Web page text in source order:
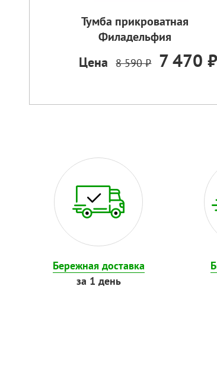
Тумба прикроватная
Филадельфия
Цена 8 590 ₽ 7 470 ₽
Бережная доставка
за 1 день